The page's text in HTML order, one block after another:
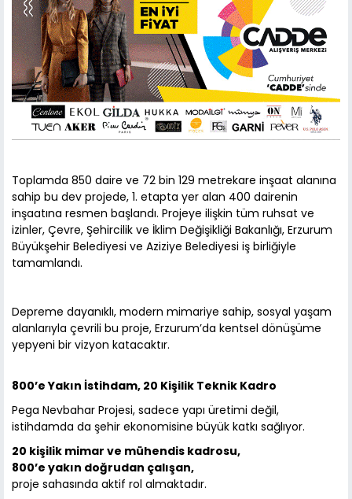
Toplamda 850 daire ve 72 bin 129 metrekare inşaat alanına
sahip bu dev projede, 1. etapta yer alan 400 dairenin
inşaatına resmen başlandı. Projeye ilişkin tüm ruhsat ve
izinler, Çevre, Şehircilik ve İklim Değişikliği Bakanlığı, Erzurum
Büyükşehir Belediyesi ve Aziziye Belediyesi iş birliğiyle
tamamlandı.
Depreme dayanıklı, modern mimariye sahip, sosyal yaşam
alanlarıyla çevrili bu proje, Erzurum’da kentsel dönüşüme
yepyeni bir vizyon katacaktır.
800’e Yakın İstihdam, 20 Kişilik Teknik Kadro
Pega Nevbahar Projesi, sadece yapı üretimi değil,
istihdamda da şehir ekonomisine büyük katkı sağlıyor.
20 kişilik mimar ve mühendis kadrosu,
800’e yakın doğrudan çalışan,
proje sahasında aktif rol almaktadır.